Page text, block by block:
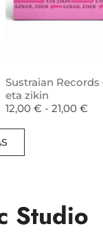
Sustraian Records
eta zikin
12,00 € - 21,00 €
Studio